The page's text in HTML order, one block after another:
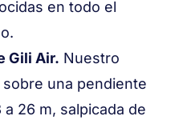
en todo el
Gili Air. Nuestro
una pendiente
26 m, salpicada de